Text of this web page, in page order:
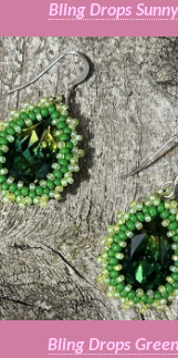
Bling Drops Sunny
Bling Drops